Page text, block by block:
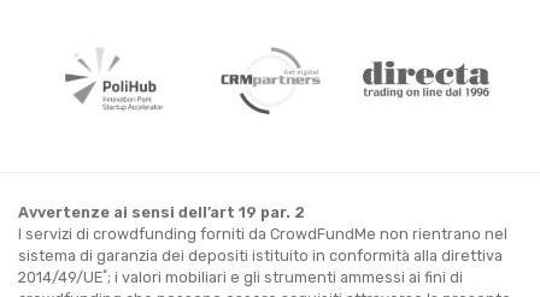
Avvertenze ai sensi dell’art 19 par. 2
I servizi di crowdfunding forniti da CrowdFundMe non rientrano nel
sistema di garanzia dei depositi istituito in conformità alla direttiva
2014/49/UE*; i valori mobiliari e gli strumenti ammessi ai fini di